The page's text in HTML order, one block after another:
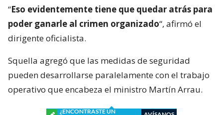
“Eso evidentemente tiene que quedar atrás para
poder ganarle al crimen organizado“, afirmó el
dirigente oficialista.
Squella agregó que las medidas de seguridad
pueden desarrollarse paralelamente con el trabajo
operativo que encabeza el ministro Martín Arrau.
¿ENCONTRASTE UN